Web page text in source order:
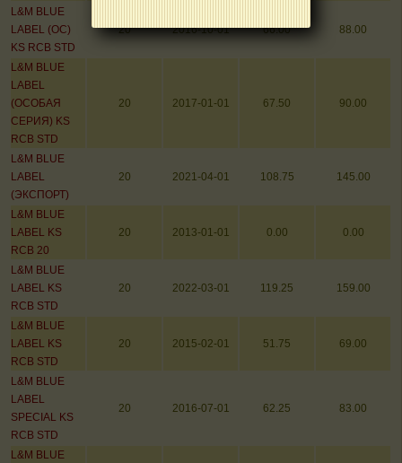
L&M BLUE
LABEL (ОС)
KS RCB STD
20 2016-10-01 66.00 88.00
L&M BLUE
LABEL
(ОСОБАЯ
СЕРИЯ) KS
RCB STD
20 2017-01-01 67.50 90.00
L&M BLUE
LABEL
(ЭКСПОРТ)
20 2021-04-01 108.75 145.00
L&M BLUE
LABEL KS
RCB 20
20 2013-01-01 0.00 0.00
L&M BLUE
LABEL KS
RCB STD
20 2022-03-01 119.25 159.00
L&M BLUE
LABEL KS
RCB STD
20 2015-02-01 51.75 69.00
L&M BLUE
LABEL
SPECIAL KS
RCB STD
20 2016-07-01 62.25 83.00
L&M BLUE